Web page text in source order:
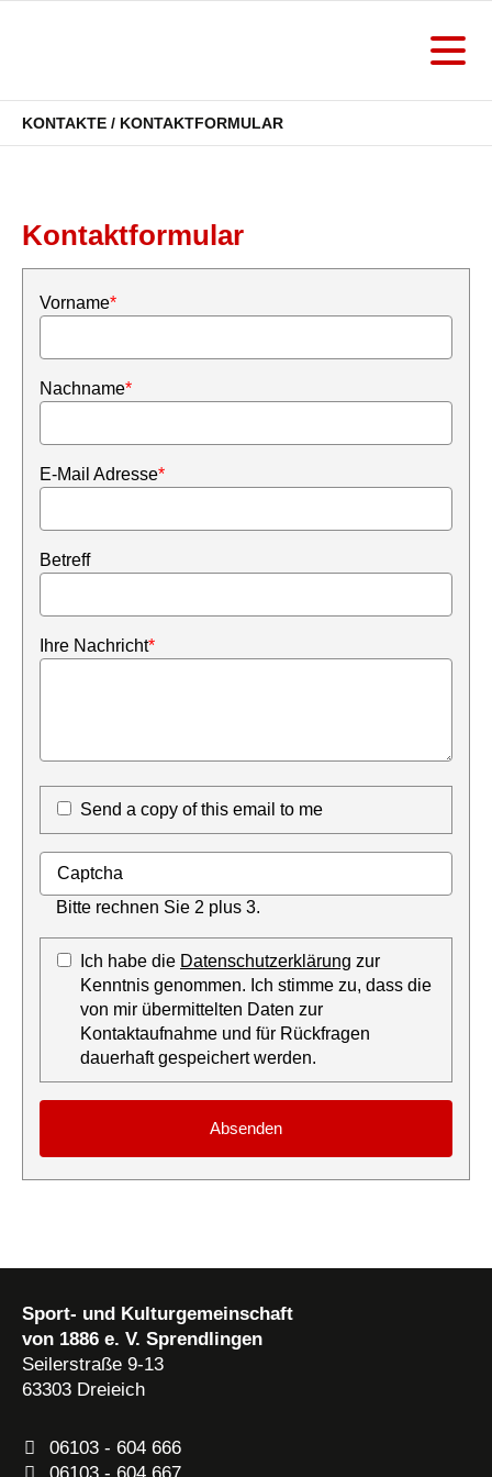
KONTAKTE / KONTAKTFORMULAR
Kontaktformular
Vorname*
Nachname*
E-Mail Adresse*
Betreff
Ihre Nachricht*
Send a copy of this email to me
Bitte rechnen Sie 2 plus 3.
Ich habe die Datenschutzerklärung zur
Kenntnis genommen. Ich stimme zu, dass die
von mir übermittelten Daten zur
Kontaktaufnahme und für Rückfragen
dauerhaft gespeichert werden.
Absenden
Sport- und Kulturgemeinschaft
von 1886 e. V. Sprendlingen
Seilerstraße 9-13
63303 Dreieich
06103 - 604 666
06103 - 604 667